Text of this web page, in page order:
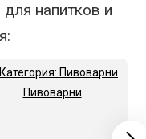
напитков и
Пивоварни